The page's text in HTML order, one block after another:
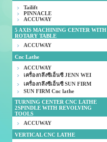
Tailift
PINNACLE
ACCUWAY
5 AXIS MACHINING CENTER WITH
ROTARY TABLE
ACCUWAY
Cnc Lathe
ACCUWAY
เครื่องกลึงซีเอ็นซี JENN WEI
เครื่องกลึงซีเอ็นซี SUN FIRM
SUN FIRM Cnc lathe
TURNING CENTER CNC LATHE
2SPINDLE WITH REVOLVING
TOOLS
ACCUWAY
VERTICAL CNC LATHE